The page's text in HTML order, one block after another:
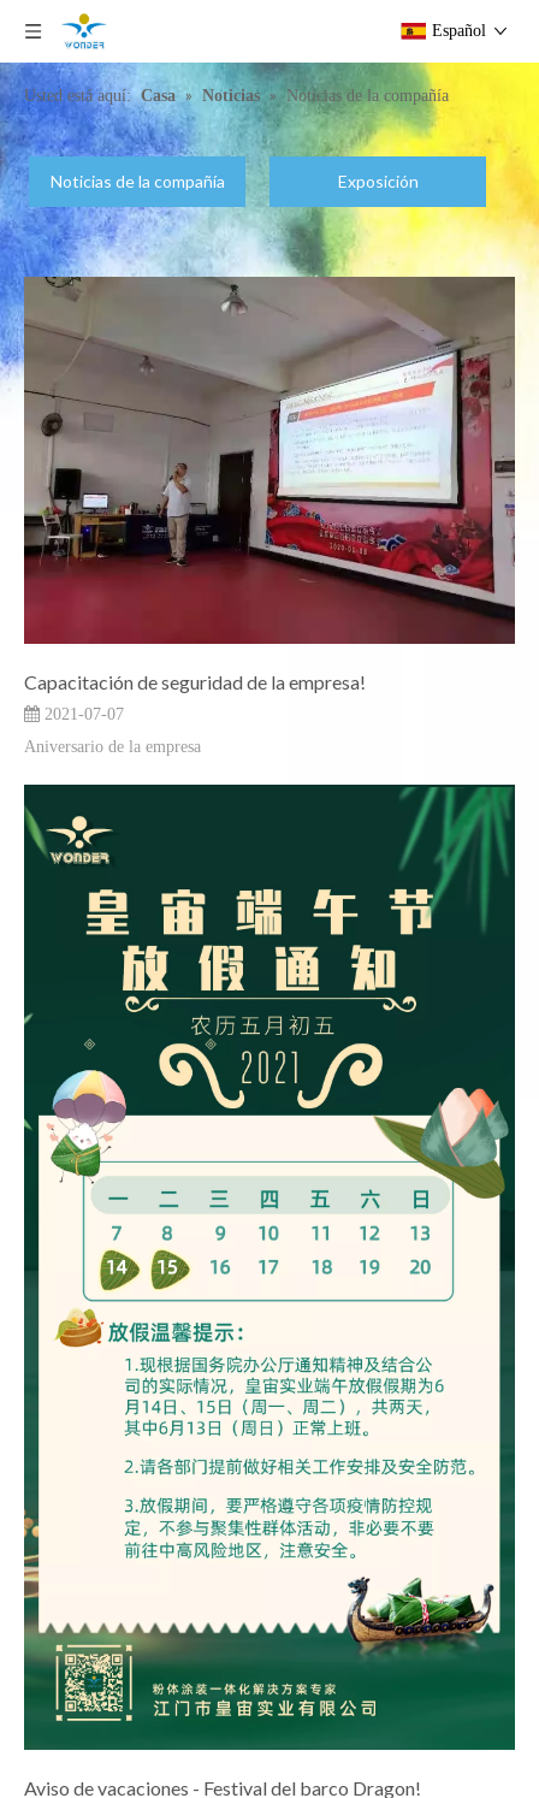
Español
Usted está aquí: Casa » Noticias » Noticias de la compañía
Noticias de la compañía Exposición
Capacitación de seguridad de la empresa!
2021-07-07
Aniversario de la empresa
Aviso de vacaciones - Festival del barco Dragon!